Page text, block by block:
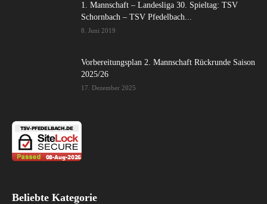
1. Mannschaft – Landesliga 30. Spieltag: TSV
Schornbach – TSV Pfedelbach...
8. Juni 2019
Vorbereitungsplan 2. Mannschaft Rückrunde Saison
2025/26
17. Dezember 2025
Beliebte Kategorie